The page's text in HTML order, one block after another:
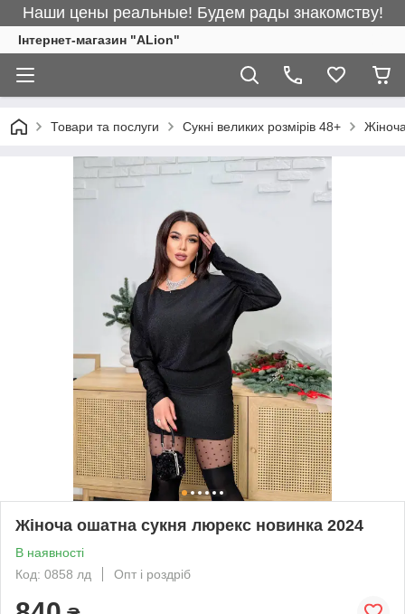
Наши цены реальные! Будем рады знакомству!
Інтернет-магазин "ALіon"
Товари та послуги Сукні великих розмірів 48+
Жіноча ошатна сукня люрекс новинка 2024
В наявності
Код: 0858 лд
Опт і роздріб